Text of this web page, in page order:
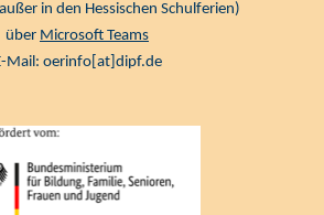
in den Hessischen Schulferien)
über Microsoft Teams
Mail: oerinfo[at]dipf.de